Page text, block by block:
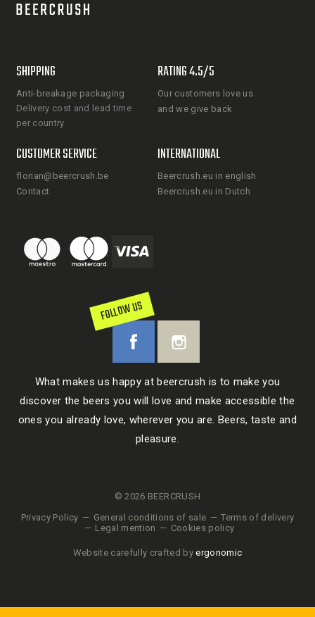
SHIPPING
Anti-breakage packaging
Delivery cost and lead time
per country
RATING 4.5/5
Our customers love us
and we give back
CUSTOMER SERVICE
florian@beercrush.be
Contact
INTERNATIONAL
Beercrush.eu in english
Beercrush.eu in Dutch
FOLLOW US
What makes us happy at beercrush is to make you
discover the beers you will love and make accessible the
ones you already love, wherever you are. Beers, taste and
pleasure.
© 2026 BEERCRUSH
Privacy Policy
General conditions of sale
Terms of delivery
Legal mention
Cookies policy
Website carefully crafted byergonomic